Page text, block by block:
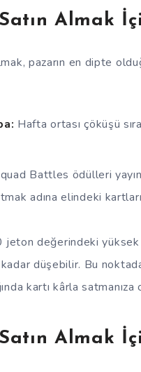
Almak
pazarın en dipte
Hafta ortası çöküşü
Battles ödülleri
adına elindeki
değerindeki yüksek
düşebilir. Bu
kartı kârla satmanıza
Almak